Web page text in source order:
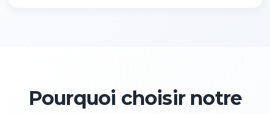
Pourquoi choisir notre